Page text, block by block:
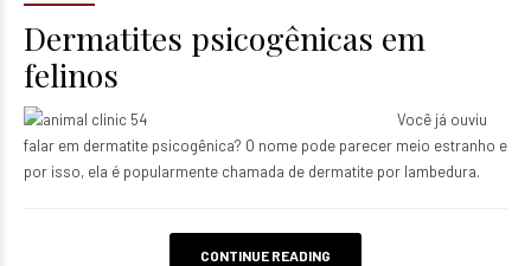
Dermatites psicogênicas em
felinos
Você já ouviu
falar em dermatite psicogênica? O nome pode parecer meio estranho e
por isso, ela é popularmente chamada de dermatite por lambedura.
CONTINUE READING